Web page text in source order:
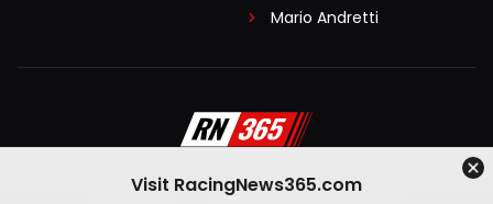
Mario Andretti
Visit RacingNews365.com